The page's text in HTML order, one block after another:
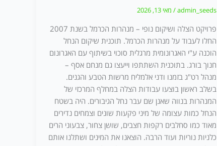
admin_seeds
/ מאי 13, 2026
פרויקט הצלה ושיקום נופי – מנהרות הכרמל בשנת 2007
החלו לעבוד על מנהרות הכרמל. תוכנית שיקום הנחל
הוכנה ע"י האגרונומית מרגלית סוכוי בשיתוף עם האגרונום
חנוך בורג. בתוכנית השתתפו וייעצו גם מנחם אסף –
מנהל רט"ג בזמנו ודני אלמליח מרשות הטבע והגנים.
בשלב ראשון בוצעו עבודות הצלה במחלף המרכזי של
המנהרות בנווה שאנן שם עבר נחל הגיבורים. היה בשטח
הנחל כמות עצומה של מיני פקעות שונים וצמחים נדירים
מאוד כמו סחלבים רקפות חצבים, שושן צחור, צבעוני הרים
כלניות נוריות ועוד הרבה. הוצאנו את המינים ושתלנו אותם